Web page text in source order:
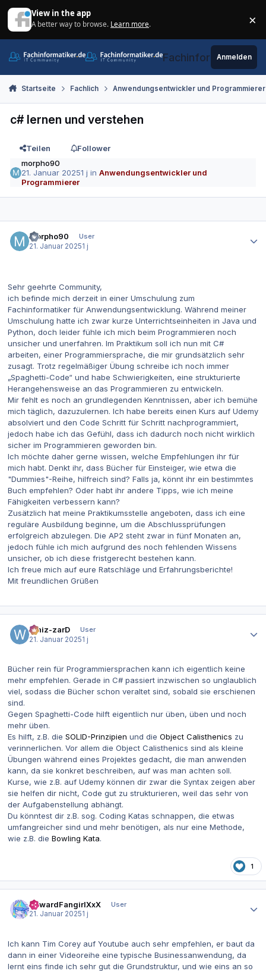
View in the app
A better way to browse. Learn more. ×
Fachinformatiker.de
Anmelden
Startseite Fachlich Anwendungsentwickler und Programmierer
c# lernen und verstehen
Teilen
Follower
morpho90
21. Januar 20251 j inAnwendungsentwickler und
Programmierer
morpho90
User
21. Januar 20251 j
Sehr geehrte Community,
ich befinde mich derzeit in einer Umschulung zum
Fachinformatiker für Anwendungsentwicklung. Während meiner
Umschulung hatte ich zwar kurze Unterrichtseinheiten in Java und
Python, doch leider fühle ich mich beim Programmieren noch
unsicher und unerfahren. Im Praktikum soll ich nun mit C#
arbeiten, einer Programmiersprache, die mir grundsätzlich sehr
zusagt. Trotz regelmäßiger Übung schreibe ich noch immer
„Spaghetti-Code“ und habe Schwierigkeiten, eine strukturierte
Herangehensweise an das Programmieren zu entwickeln.
Mir fehlt es noch an grundlegenden Kenntnissen, aber ich bemühe
mich täglich, dazuzulernen. Ich habe bereits einen Kurs auf Udemy
absolviert und den Code Schritt für Schritt nachprogrammiert,
jedoch habe ich das Gefühl, dass ich dadurch noch nicht wirklich
sicher im Programmieren geworden bin.
Ich möchte daher gerne wissen, welche Empfehlungen ihr für
mich habt. Denkt ihr, dass Bücher für Einsteiger, wie etwa die
"Dummies"-Reihe, hilfreich sind? Falls ja, könnt ihr ein bestimmtes
Buch empfehlen? Oder habt ihr andere Tipps, wie ich meine
Fähigkeiten verbessern kann?
Zusätzlich hat meine Praktikumsstelle angeboten, dass ich eine
reguläre Ausbildung beginne, um die Abschlussprüfungen
erfolgreich abzulegen. Die AP2 steht zwar in fünf Monaten an,
jedoch fühle ich mich aufgrund des noch fehlenden Wissens
unsicher, ob ich diese fristgerecht bestehen kann.
Ich freue mich auf eure Ratschläge und Erfahrungsberichte!
Mit freundlichen Grüßen
Whiz-zarD
User
21. Januar 20251 j
Bücher rein für Programmiersprachen kann ich eigentlich keine
mehr empfehlen. Gerade in C# passiert inzwischen so unglaublich
viel, sodass die Bücher schon veraltet sind, sobald sie erschienen
sind.
Gegen Spaghetti-Code hilft eigentlich nur üben, üben und noch
mehr üben.
Es hilft, z.B. die SOLID-Prinzipien und die Object Calisthenics zu
verinnerlichen. Vor allem die Object Calisthenics sind als kleine
Übungen während eines Projektes gedacht, die man anwenden
kann, da sie konkret beschreiben, auf was man achten soll.
Kurse, wie z.B. auf Udemy können dir zwar die Syntax zeigen aber
sie helfen dir nicht, Code gut zu strukturieren, weil das sehr von
der Aufgabenstellung abhängt.
Du könntest dir z.B. sog. Coding Katas schnappen, die etwas
umfangreicher sind und mehr benötigen, als nur eine Methode,
wie z.B. die Bowling Kata.
1
EdwardFangirlXxX
User
21. Januar 20251 j
Ich kann Tim Corey auf Youtube auch sehr empfehlen, er baut da
dann in einer Videoreihe eine typische Businessanwendung, da
lernt eins finde ich sehr gut die Grundstruktur, und wie eins an so